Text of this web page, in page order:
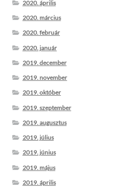
2020. április
2020. március
2020. február
2020. január
2019. december
2019. november
2019. október
2019. szeptember
2019. augusztus
2019. július
2019. június
2019. május
2019. április